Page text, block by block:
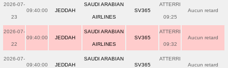
2026-07-
23
09:40:00 JEDDAH
SAUDI ARABIAN
AIRLINES
SV365
ATTERRI
09:25
Aucun retard
2026-07-
22
09:40:00 JEDDAH
SAUDI ARABIAN
AIRLINES
SV365
ATTERRI
09:32
Aucun retard
2026-07-
09:40:00 JEDDAH
SAUDI ARABIAN
SV365
ATTERRI
Aucun retard